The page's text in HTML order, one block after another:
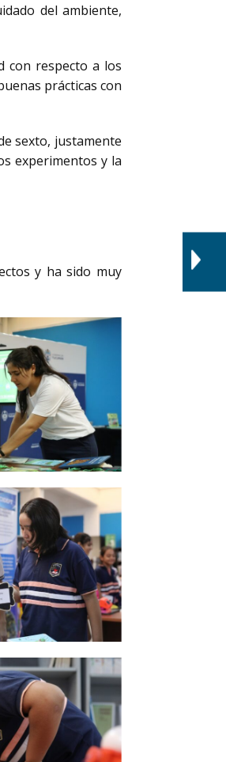
del ambiente,
con respecto a los
prácticas con
sexto, justamente
experimentos y la
y ha sido muy